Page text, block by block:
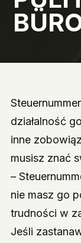
działalność
inne
musisz znać
–
nie masz go
trudności w
Jeśli